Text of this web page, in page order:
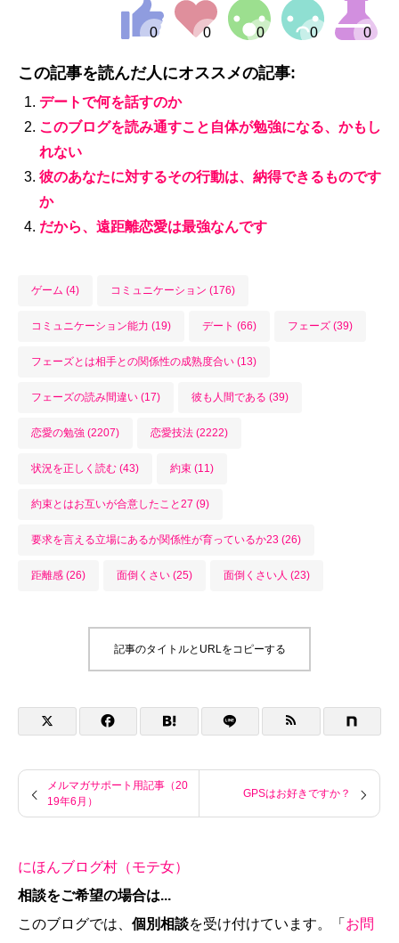
この記事を読んだ人にオススメの記事:
デートで何を話すのか
このブログを読み通すこと自体が勉強になる、かもし
れない
彼のあなたに対するその行動は、納得できるものです
か
だから、遠距離恋愛は最強なんです
ゲーム (4) コミュニケーション (176)
コミュニケーション能力 (19) デート (66) フェーズ (39)
フェーズとは相手との関係性の成熟度合い (13)
フェーズの読み間違い (17) 彼も人間である (39)
恋愛の勉強 (2207) 恋愛技法 (2222)
状況を正しく読む (43) 約束 (11)
約束とはお互いが合意したこと27 (9)
要求を言える立場にあるか関係性が育っているか23 (26)
距離感 (26) 面倒くさい (25) 面倒くさい人 (23)
記事のタイトルとURLをコピーする
メルマガサポート用記事（20
19年6月）
GPSはお好きですか？
にほんブログ村（モテ女）
相談をご希望の場合は...
このブログでは、 個別相談を受け付けています。「 お問